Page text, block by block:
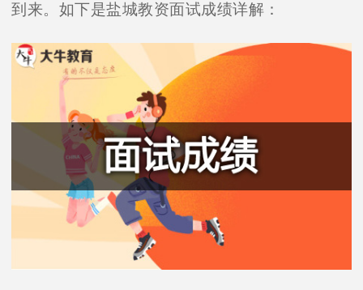
到来。如下是盐城教资面试成绩详解：